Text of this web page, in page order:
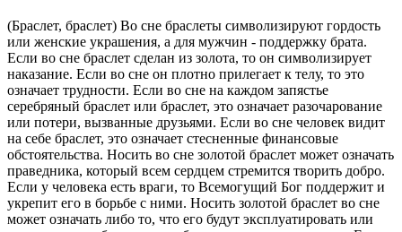
(Браслет, браслет) Во сне браслеты символизируют гордость
или женские украшения, а для мужчин - поддержку брата.
Если во сне браслет сделан из золота, то он символизирует
наказание. Если во сне он плотно прилегает к телу, то это
означает трудности. Если во сне на каждом запястье
серебряный браслет или браслет, это означает разочарование
или потери, вызванные друзьями. Если во сне человек видит
на себе браслет, это означает стесненные финансовые
обстоятельства. Носить во сне золотой браслет может означать
праведника, который всем сердцем стремится творить добро.
Если у человека есть враги, то Всемогущий Бог поддержит и
укрепит его в борьбе с ними. Носить золотой браслет во сне
может означать либо то, что его будут эксплуатировать или